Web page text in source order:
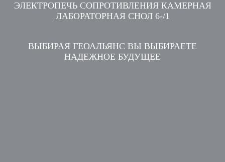
ЭЛЕКТРОПЕЧЬ СОПРОТИВЛЕНИЯ КАМЕРНАЯ
ЛАБОРАТОРНАЯ СНОЛ 6-/1
ВЫБИРАЯ ГЕОАЛЬЯНС ВЫ ВЫБИРАЕТЕ
НАДЕЖНОЕ БУДУЩЕЕ